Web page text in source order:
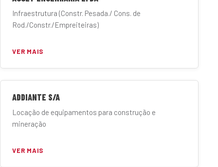
Infraestrutura (Constr. Pesada./ Cons. de
Rod./Constr./Empreiteiras)
VER MAIS
ADDIANTE S/A
Locação de equipamentos para construção e
mineração
VER MAIS